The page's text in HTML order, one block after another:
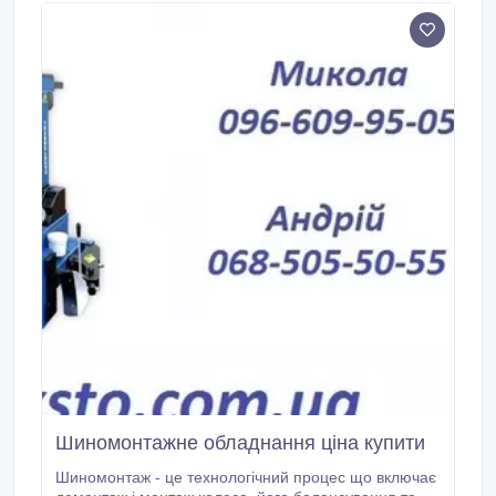
Шиномонтажне обладнання ціна купити
Шиномонтаж - це технологічний процес що включає